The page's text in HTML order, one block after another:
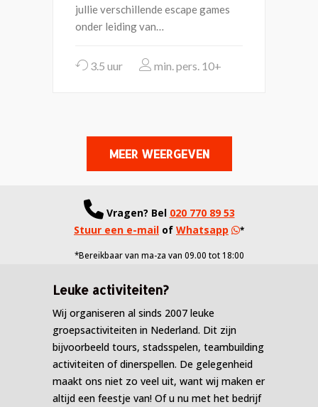
jullie verschillende escape games
onder leiding van…
3.5 uur 10+
MEER WEERGEVEN
Vragen? Bel 020 770 89 53
Stuur een e-mail of Whatsapp *
*Bereikbaar van ma-za van 09.00 tot 18:00
Leuke activiteiten?
Wij organiseren al sinds 2007 leuke
groepsactiviteiten in Nederland. Dit zijn
bijvoorbeeld tours, stadsspelen, teambuilding
activiteiten of dinerspellen. De gelegenheid
maakt ons niet zo veel uit, want wij maken er
altijd een feestje van! Of u nu met het bedrijf